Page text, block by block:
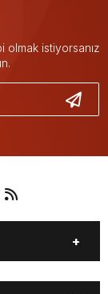
olmak istiyorsanız